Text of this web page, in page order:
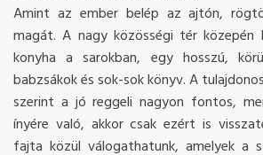
Amint az ember belép az ajtón,
magát. A nagy közösségi tér közepén
konyha a sarokban, egy hosszú,
babzsákok és sok-sok könyv. A
szerint a jó reggeli nagyon fontos,
ínyére való, akkor csak ezért is
fajta közül válogathatunk, amelyek a